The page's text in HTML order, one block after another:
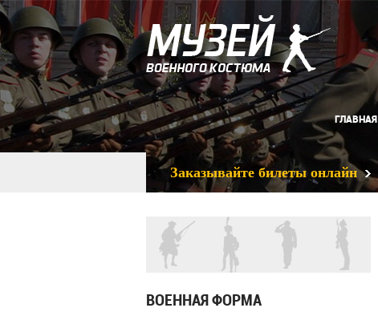
ГЛАВНАЯ
Заказывайте билеты онлайн
ВОЕННАЯ ФОРМА